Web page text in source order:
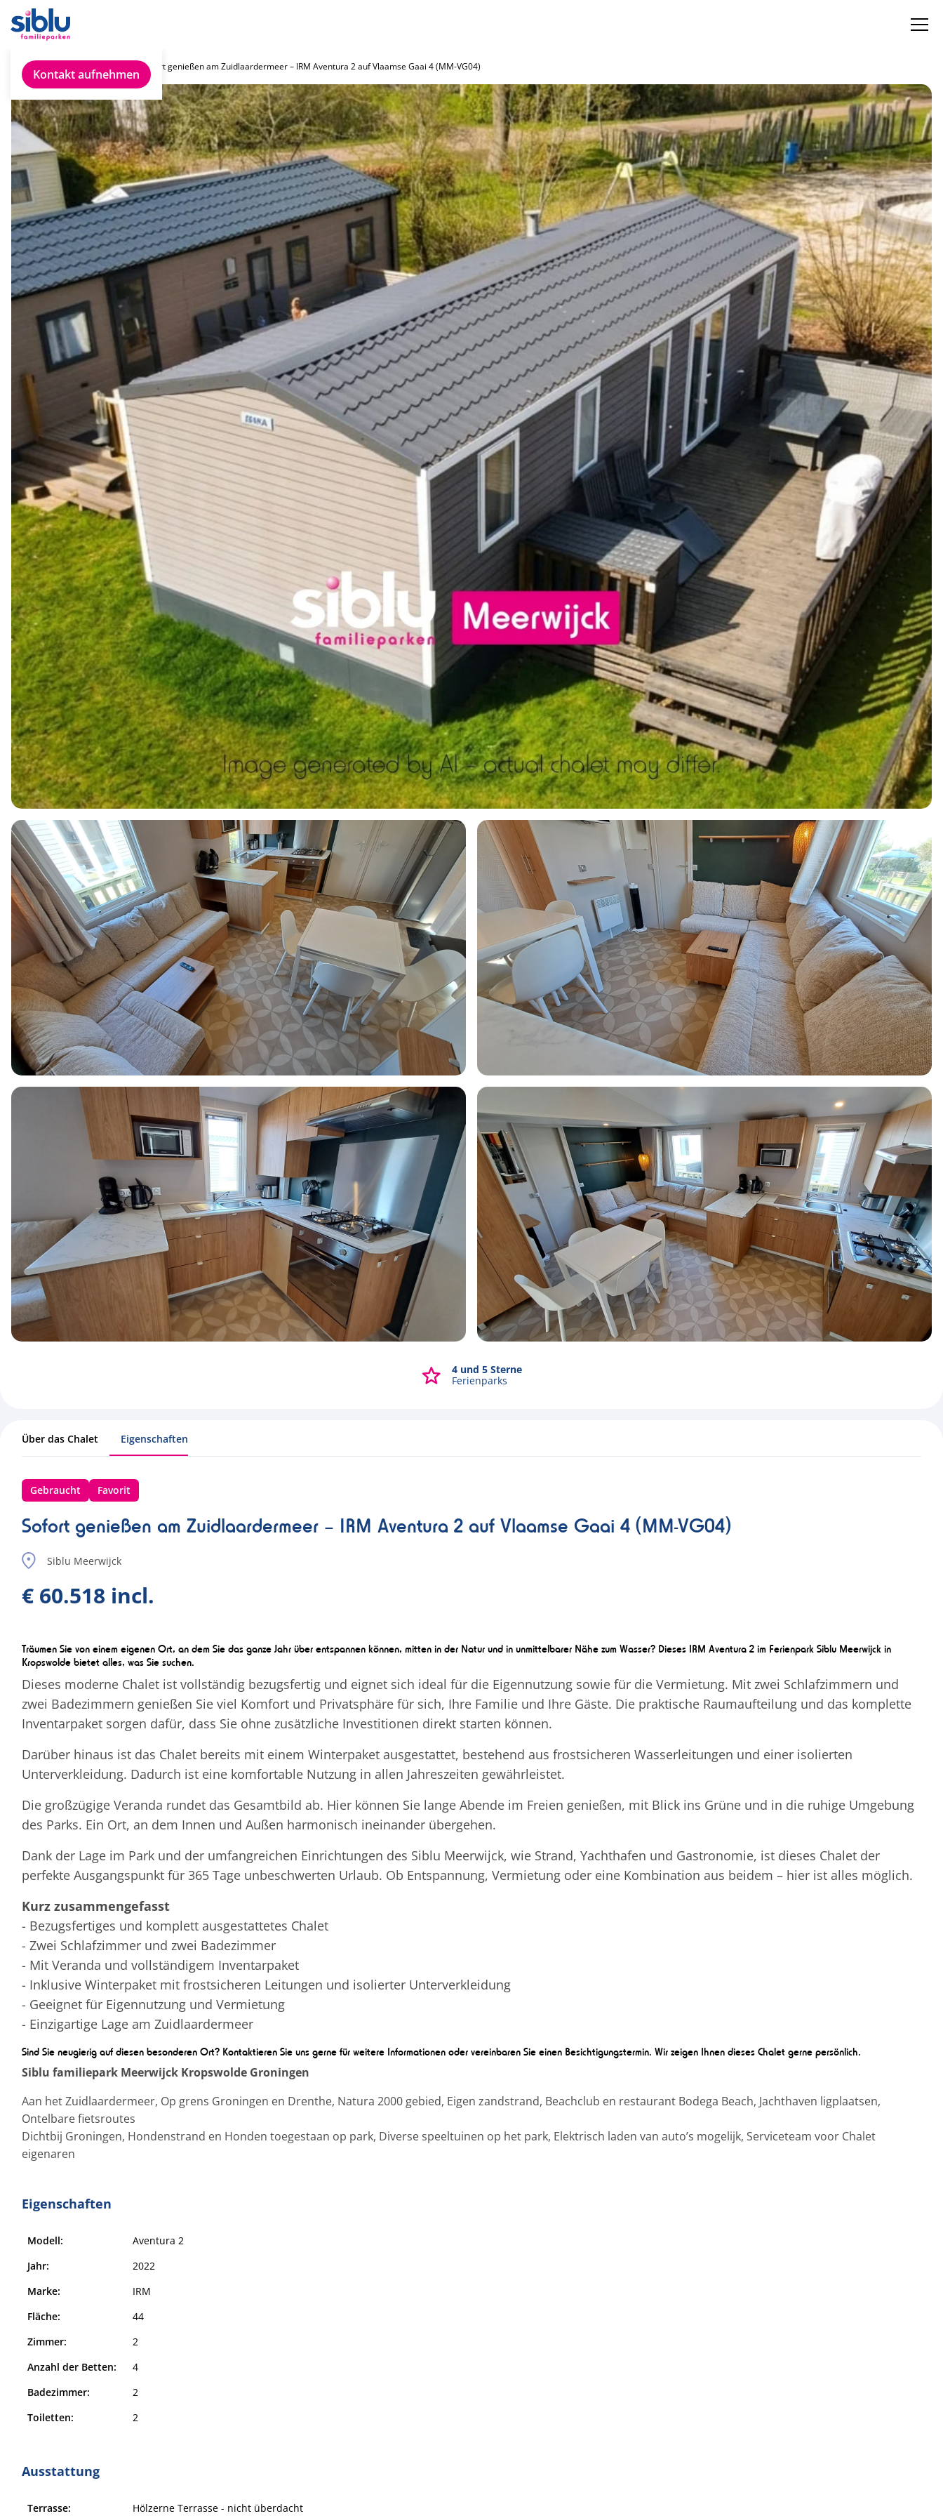
Kontakt aufnehmen
Sofort genießen am Zuidlaardermeer – IRM Aventura 2 auf Vlaamse Gaai 4 (MM-VG04)
4 2
Alle Fotos ansehen
4 und 5 Sterne
Ferienparks
Über das Chalet Eigenschaften
Gebraucht Favorit
Sofort genießen am Zuidlaardermeer – IRM Aventura 2 auf Vlaamse Gaai 4 (MM-VG04)
Siblu Meerwijck
€ 60.518 incl.
Träumen Sie von einem eigenen Ort, an dem Sie das ganze Jahr über entspannen können, mitten in der Natur und in unmittelbarer Nähe zum Wasser? Dieses IRM Aventura 2 im Ferienpark Siblu Meerwijck in
Kropswolde bietet alles, was Sie suchen.
Dieses moderne Chalet ist vollständig bezugsfertig und eignet sich ideal für die Eigennutzung sowie für die Vermietung. Mit zwei Schlafzimmern und
zwei Badezimmern genießen Sie viel Komfort und Privatsphäre für sich, Ihre Familie und Ihre Gäste. Die praktische Raumaufteilung und das komplette
Inventarpaket sorgen dafür, dass Sie ohne zusätzliche Investitionen direkt starten können.
Darüber hinaus ist das Chalet bereits mit einem Winterpaket ausgestattet, bestehend aus frostsicheren Wasserleitungen und einer isolierten
Unterverkleidung. Dadurch ist eine komfortable Nutzung in allen Jahreszeiten gewährleistet.
Die großzügige Veranda rundet das Gesamtbild ab. Hier können Sie lange Abende im Freien genießen, mit Blick ins Grüne und in die ruhige Umgebung
des Parks. Ein Ort, an dem Innen und Außen harmonisch ineinander übergehen.
Dank der Lage im Park und der umfangreichen Einrichtungen des Siblu Meerwijck, wie Strand, Yachthafen und Gastronomie, ist dieses Chalet der
perfekte Ausgangspunkt für 365 Tage unbeschwerten Urlaub. Ob Entspannung, Vermietung oder eine Kombination aus beidem – hier ist alles möglich.
Kurz zusammengefasst
- Bezugsfertiges und komplett ausgestattetes Chalet
- Zwei Schlafzimmer und zwei Badezimmer
- Mit Veranda und vollständigem Inventarpaket
- Inklusive Winterpaket mit frostsicheren Leitungen und isolierter Unterverkleidung
- Geeignet für Eigennutzung und Vermietung
- Einzigartige Lage am Zuidlaardermeer
Sind Sie neugierig auf diesen besonderen Ort? Kontaktieren Sie uns gerne für weitere Informationen oder vereinbaren Sie einen Besichtigungstermin. Wir zeigen Ihnen dieses Chalet gerne persönlich.
Siblu familiepark Meerwijck Kropswolde Groningen
Aan het Zuidlaardermeer, Op grens Groningen en Drenthe, Natura 2000 gebied, Eigen zandstrand, Beachclub en restaurant Bodega Beach, Jachthaven ligplaatsen,
Ontelbare fietsroutes
Dichtbij Groningen, Hondenstrand en Honden toegestaan op park, Diverse speeltuinen op het park, Elektrisch laden van auto’s mogelijk, Serviceteam voor Chalet
eigenaren
Eigenschaften
Modell:
Aventura 2
Jahr:
2022
Marke:
IRM
Fläche:
44
Zimmer:
2
Anzahl der Betten:
4
Badezimmer:
2
Toiletten:
2
Ausstattung
Terrasse: Hölzerne Terrasse - nicht überdacht